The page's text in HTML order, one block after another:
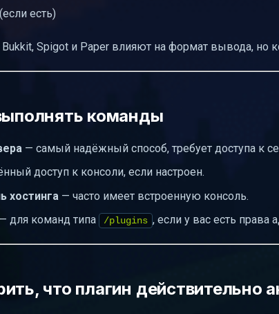
есть)
Spigot и Paper влияют на формат вывода, но
команды
— самый надёжный способ, требует доступа к
доступ к консоли, если настроен.
хостинга — часто имеет встроенную консоль.
— для команд типа /plugins , если у вас есть права
что плагин действительно